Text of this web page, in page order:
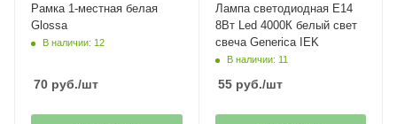
Рамка 1-местная белая
Glossa
В наличии: 12
70 руб./шт
Лампа светодиодная Е14
8Вт Led 4000К белый свет
свеча Generica IEK
В наличии: 11
55руб./шт